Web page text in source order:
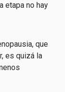
etapa no hay
que
es quizá la